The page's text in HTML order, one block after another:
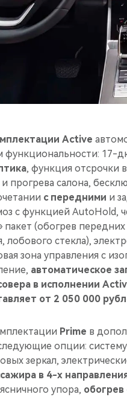
Active
функциональности:
, функция отсрочки
и прогрева салона,
с передними и
с функцией AutoHold,
(обогрев
лобового стекла),
зона управления с
автоматическое
в исполнении
от 2 050 000
Prime в
опции:
зеркал,
в 4-х
упора,